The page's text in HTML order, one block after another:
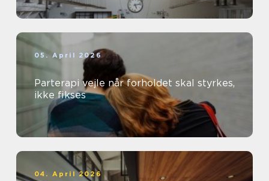
05. April 2026
Parterapi vejle når forholdet skal styrkes,
ikke fikses
04. April 2026